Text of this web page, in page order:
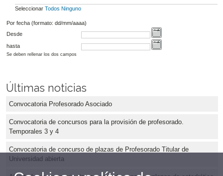
Seleccionar Todos Ninguno
Por fecha (formato: dd/mm/aaaa)
Desde
hasta
Se deben rellenar los dos campos
Últimas noticias
Convocatoria Profesorado Asociado
Convocatoria de concursos para la provisión de profesorado.
Temporales 3 y 4
Convocatoria de concurso de plazas de Profesorado Titular de
Universidad abierta